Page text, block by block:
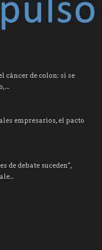
cáncer de colon: si se
empresarios, el pacto
de debate suceden",